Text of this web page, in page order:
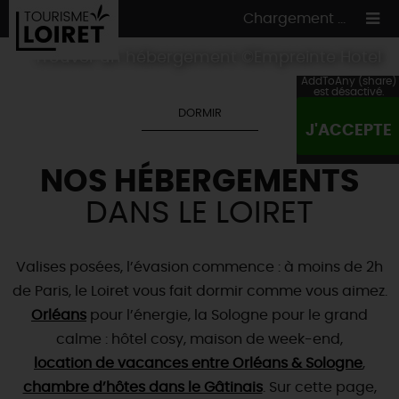
Chargement ...
VOS ENVIES
LES INCONTOURNABLESMADE IN LOIRET
HÉBERGEMENTS
HÉBERGEMENTS
RÉSERVERMAINTENANT
CULTURE
VILLES & VILLAGES
TOUTES LES VISITES
TOUS ÀL'EAU !
EN MODENATURE& AVENTURE
...ET AUSSI
Où manger
Maîtresrestaurateurs
marchés
Artistes et Artisans d'Art
Nosspécialités du terroir etproducteurs
Téléchargez le Guide de l'été 2026 🤽🌞
Avis de fraicheur ici pour éviter la chaleur 🥵
TOURISME &HANDICAP
DORMIR
NOS HÉBERGEMENTS
DANS LE LOIRET
Valises posées, l’évasion commence : à moins de 2h
de Paris, le Loiret vous fait dormir comme vous aimez.
Orléans pour l’énergie, la Sologne pour le grand
calme : hôtel cosy, maison de week-end,
location de vacances entre Orléans & Sologne,
chambre d’hôtes dans le Gâtinais. Sur cette page,
AddToAny (share)
est désactivé.
J'ACCEPTE